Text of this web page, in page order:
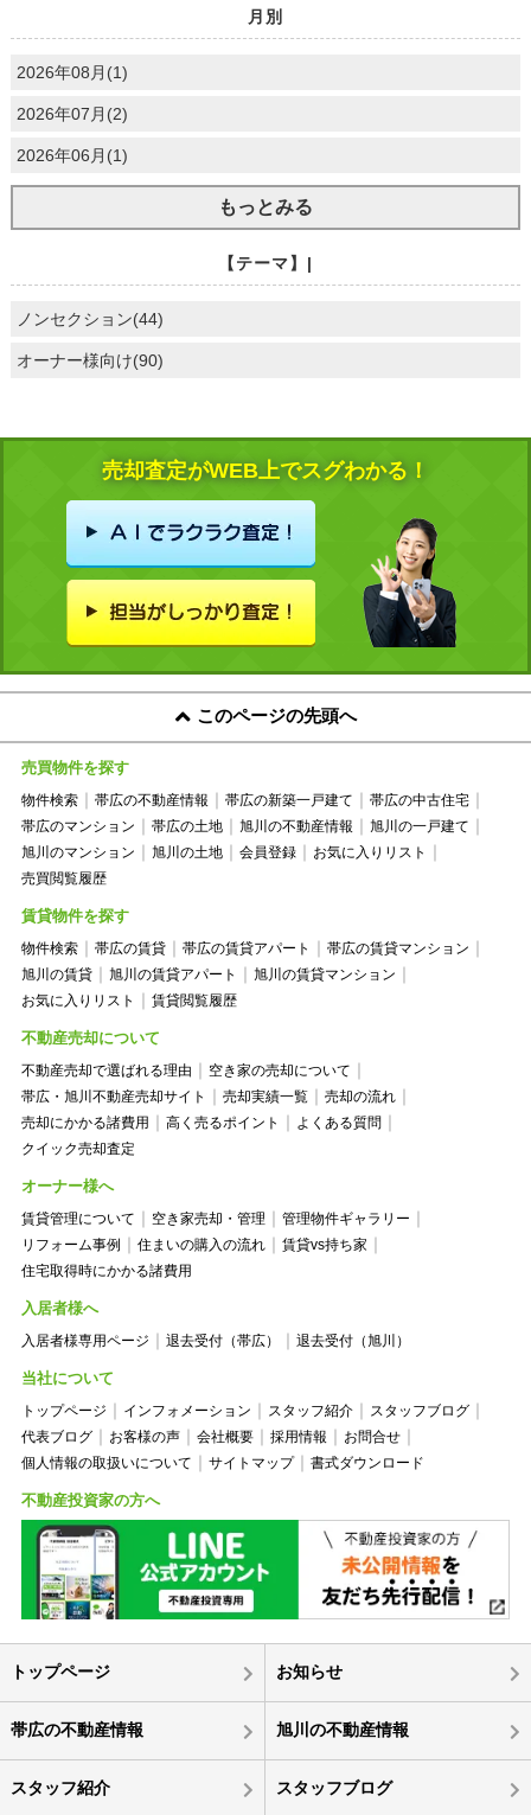
月別
2026年08月(1)
2026年07月(2)
2026年06月(1)
もっとみる
【テーマ】|
ノンセクション(44)
オーナー様向け(90)
売却査定がWEB上でスグわかる！
このページの先頭へ
売買物件を探す
物件検索 帯広の不動産情報 帯広の新築一戸建て
帯広の中古住宅
帯広のマンション
帯広の土地 旭川の不動産情報
旭川の一戸建て
旭川のマンション
旭川の土地 会員登録
お気に入りリスト
売買閲覧履歴
賃貸物件を探す
物件検索 帯広の賃貸 帯広の賃貸アパート
帯広の賃貸マンション
旭川の賃貸
旭川の賃貸アパート
旭川の賃貸マンション
お気に入りリスト
賃貸閲覧履歴
不動産売却について
不動産売却で選ばれる理由
空き家の売却について
帯広・旭川不動産売却サイト
売却実績一覧
売却の流れ
売却にかかる諸費用
高く売るポイント
よくある質問
クイック売却査定
オーナー様へ
賃貸管理について 空き家売却・管理
管理物件ギャラリー
リフォーム事例
住まいの購入の流れ
賃貸vs持ち家
住宅取得時にかかる諸費用
入居者様へ
入居者様専用ページ 退去受付（帯広） 退去受付（旭川）
当社について
トップページ インフォメーション スタッフ紹介
スタッフブログ
代表ブログ
お客様の声 会社概要 採用情報
お問合せ
個人情報の取扱いについて
サイトマップ 書式ダウンロード
不動産投資家の方へ
トップページ お知らせ
帯広の不動産情報 旭川の不動産情報
スタッフ紹介 スタッフブログ